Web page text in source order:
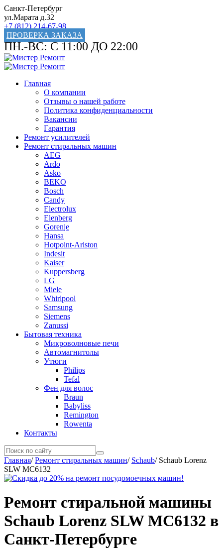
Санкт-Петербург
ул.Марата д.32
+7 (812) 214-67-98
ПРОВЕРКА ЗАКАЗА
ПН.-ВС: С 11:00 ДО 22:00
Главная
О компании
Отзывы о нашей работе
Политика конфиденциальности
Вакансии
Гарантия
Ремонт усилителей
Ремонт стиральных машин
AEG
Ardo
Asko
BEKO
Bosch
Candy
Electrolux
Elenberg
Gorenje
Hansa
Hotpoint-Ariston
Indesit
Kaiser
Kuppersberg
LG
Miele
Whirlpool
Samsung
Siemens
Zanussi
Бытовая техника
Микроволновые печи
Автомагнитолы
Утюги
Philips
Tefal
Фен для волос
Braun
Babyliss
Remington
Rowenta
Контакты
Главная/Ремонт стиральных машин/ Schaub/ Schaub Lorenz
SLW MC6132
Ремонт стиральной машины
Schaub Lorenz SLW MC6132 в
Санкт-Петербурге